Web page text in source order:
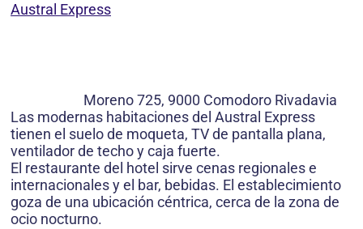
Austral Express
Moreno 725, 9000 Comodoro Rivadavia
Las modernas habitaciones del Austral Express
tienen el suelo de moqueta, TV de pantalla plana,
ventilador de techo y caja fuerte.
El restaurante del hotel sirve cenas regionales e
internacionales y el bar, bebidas. El establecimiento
goza de una ubicación céntrica, cerca de la zona de
ocio nocturno.